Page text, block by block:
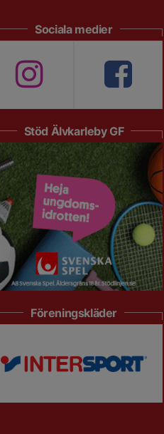
Sociala medier
Stöd Älvkarleby GF
Föreningskläder